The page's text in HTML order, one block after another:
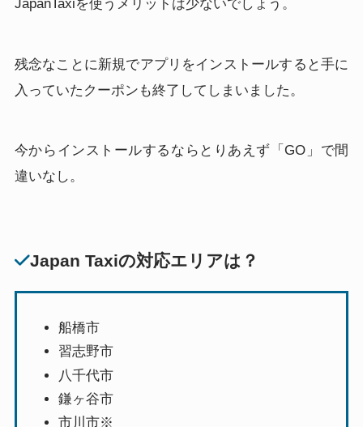
JapanTaxiを使うメリットは少ないでしょう。
残念なことに新規でアプリをインストールすると手に
入っていたクーポンも終了してしまいました。
今からインストールするならとりあえず「GO」で間
違いなし。
Japan Taxiの対応エリアは？
船橋市
習志野市
八千代市
鎌ヶ谷市
市川市※